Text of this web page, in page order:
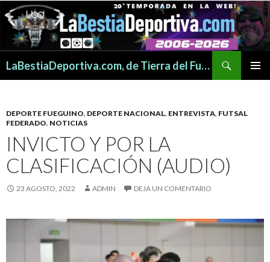
LaBestiaDeportiva.com, de Tierra del Fuego para todo el mundo
DEPORTE FUEGUINO, DEPORTE NACIONAL, ENTREVISTA, FUTSAL
FEDERADO, NOTICIAS
INVICTO Y POR LA
CLASIFICACIÓN (AUDIO)
23 AGOSTO, 2022 ADMIN DEJA UN COMENTARIO